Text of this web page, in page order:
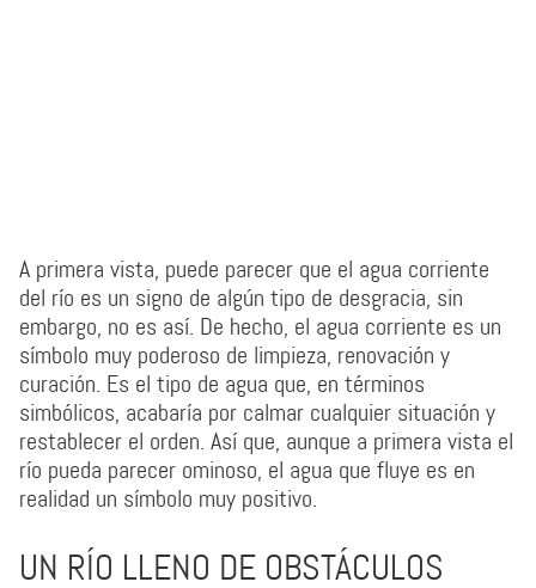
A primera vista, puede parecer que el agua corriente
del río es un signo de algún tipo de desgracia, sin
embargo, no es así. De hecho, el agua corriente es un
símbolo muy poderoso de limpieza, renovación y
curación. Es el tipo de agua que, en términos
simbólicos, acabaría por calmar cualquier situación y
restablecer el orden. Así que, aunque a primera vista el
río pueda parecer ominoso, el agua que fluye es en
realidad un símbolo muy positivo.
UN RÍO LLENO DE OBSTÁCULOS